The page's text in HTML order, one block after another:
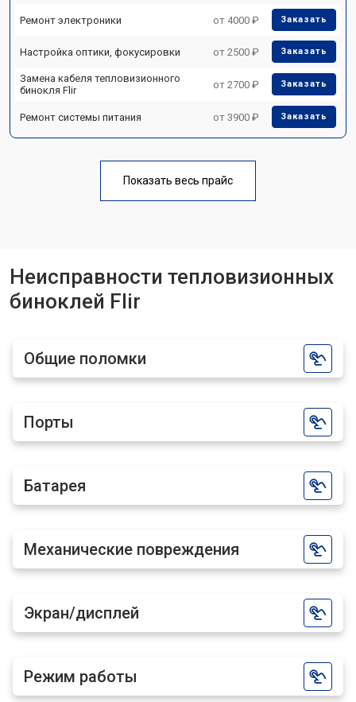
Ремонт электроники от 4000 ₽ Заказать
Настройка оптики, фокусировки от 2500 ₽ Заказать
Замена кабеля тепловизионного
бинокля Flir
от 2700 ₽ Заказать
Ремонт системы питания от 3900 ₽ Заказать
Показать весь прайс
Неисправности тепловизионных
биноклей Flir
Общие поломки
Порты
Батарея
Механические повреждения
Экран/дисплей
Режим работы